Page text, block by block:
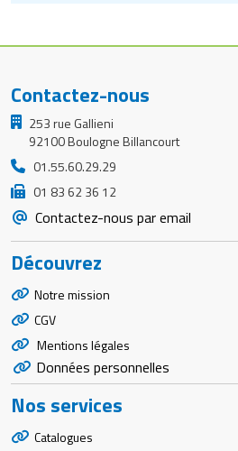
Matériel de musculation
Vêtement sportif
Sautause professionnelle
Table de cuisson professionnelle
Tables de préparation réfrigérées
Ustensile de cuisine
Vaisselle restaurant
Vitrines réfrigérées
Contactez-nous
253 rue Gallieni
92100 Boulogne Billancourt
01.55.60.29.29
01 83 62 36 12
Contactez-nous par email
Découvrez
Notre mission
CGV
Mentions légales
Données personnelles
Nos services
Catalogues